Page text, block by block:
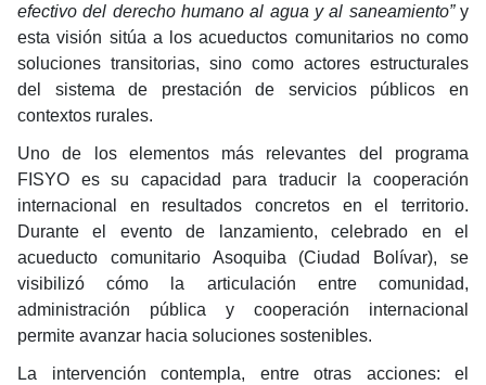
efectivo del derecho humano al agua y al saneamiento” y
esta visión sitúa a los acueductos comunitarios no como
soluciones transitorias, sino como actores estructurales
del sistema de prestación de servicios públicos en
contextos rurales.
Uno de los elementos más relevantes del programa
FISYO es su capacidad para traducir la cooperación
internacional en resultados concretos en el territorio.
Durante el evento de lanzamiento, celebrado en el
acueducto comunitario Asoquiba (Ciudad Bolívar), se
visibilizó cómo la articulación entre comunidad,
administración pública y cooperación internacional
permite avanzar hacia soluciones sostenibles.
La intervención contempla, entre otras acciones: el